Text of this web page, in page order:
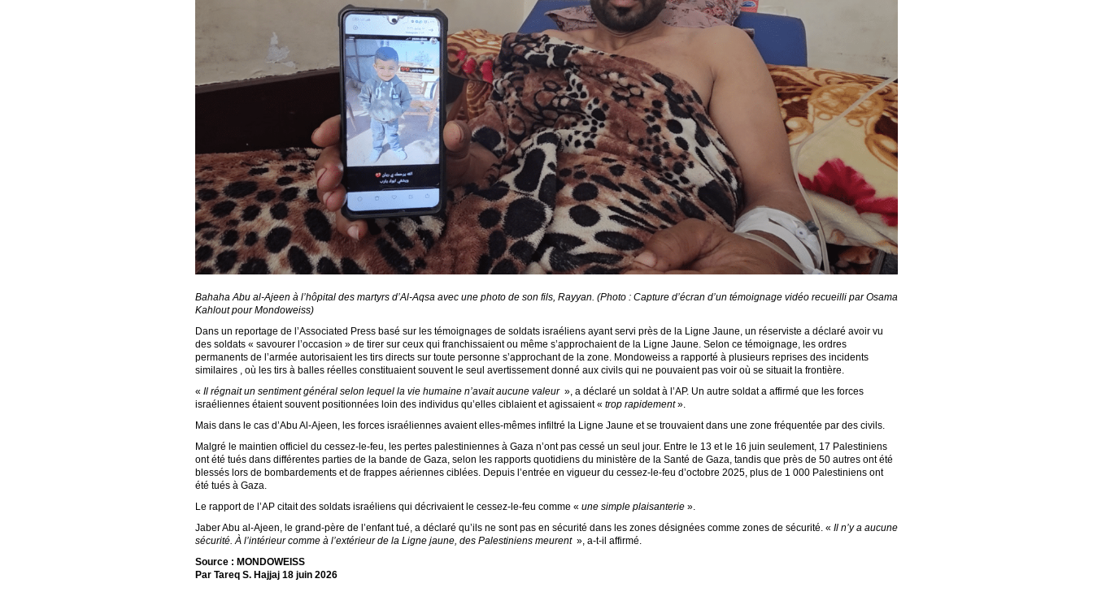
Bahaha Abu al-Ajeen à l’hôpital des martyrs d’Al-Aqsa avec une photo de son fils, Rayyan. (Photo : Capture d’écran d’un témoignage vidéo recueilli par Osama
Kahlout pour Mondoweiss)
Dans un reportage de l’Associated Press basé sur les témoignages de soldats israéliens ayant servi près de la Ligne Jaune, un réserviste a déclaré avoir vu
des soldats « savourer l’occasion » de tirer sur ceux qui franchissaient ou même s’approchaient de la Ligne Jaune. Selon ce témoignage, les ordres
permanents de l’armée autorisaient les tirs directs sur toute personne s’approchant de la zone. Mondoweiss a rapporté à plusieurs reprises des incidents
similaires , où les tirs à balles réelles constituaient souvent le seul avertissement donné aux civils qui ne pouvaient pas voir où se situait la frontière.
« Il régnait un sentiment général selon lequel la vie humaine n’avait aucune valeur », a déclaré un soldat à l’AP. Un autre soldat a affirmé que les forces
israéliennes étaient souvent positionnées loin des individus qu’elles ciblaient et agissaient « trop rapidement».
Mais dans le cas d’Abu Al-Ajeen, les forces israéliennes avaient elles-mêmes infiltré la Ligne Jaune et se trouvaient dans une zone fréquentée par des civils.
Malgré le maintien officiel du cessez-le-feu, les pertes palestiniennes à Gaza n’ont pas cessé un seul jour. Entre le 13 et le 16 juin seulement, 17 Palestiniens
ont été tués dans différentes parties de la bande de Gaza, selon les rapports quotidiens du ministère de la Santé de Gaza, tandis que près de 50 autres ont été
blessés lors de bombardements et de frappes aériennes ciblées. Depuis l’entrée en vigueur du cessez-le-feu d’octobre 2025, plus de 1 000 Palestiniens ont
été tués à Gaza.
Le rapport de l’AP citait des soldats israéliens qui décrivaient le cessez-le-feu comme « une simple plaisanterie ».
Jaber Abu al-Ajeen, le grand-père de l’enfant tué, a déclaré qu’ils ne sont pas en sécurité dans les zones désignées comme zones de sécurité. « Il n’y a aucune
sécurité. À l’intérieur comme à l’extérieur de la Ligne jaune, des Palestiniens meurent », a-t-il affirmé.
Source : MONDOWEISS
Par Tareq S. Hajjaj 18 juin 2026